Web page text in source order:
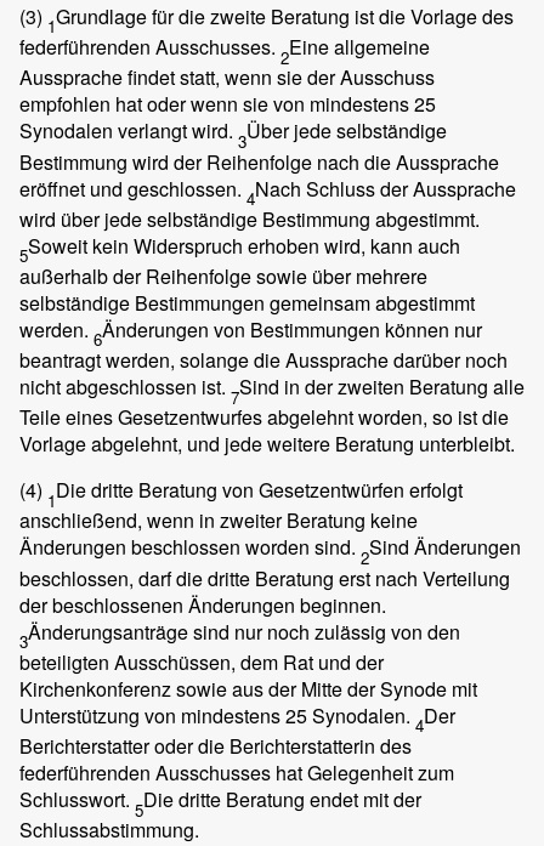
(3) 1Grundlage für die zweite Beratung ist die Vorlage des
federführenden Ausschusses. 2Eine allgemeine
Aussprache findet statt, wenn sie der Ausschuss
empfohlen hat oder wenn sie von mindestens 25
Synodalen verlangt wird. 3Über jede selbständige
Bestimmung wird der Reihenfolge nach die Aussprache
eröffnet und geschlossen. 4Nach Schluss der Aussprache
wird über jede selbständige Bestimmung abgestimmt.
5Soweit kein Widerspruch erhoben wird, kann auch
außerhalb der Reihenfolge sowie über mehrere
selbständige Bestimmungen gemeinsam abgestimmt
werden. 6Änderungen von Bestimmungen können nur
beantragt werden, solange die Aussprache darüber noch
nicht abgeschlossen ist. 7Sind in der zweiten Beratung alle
Teile eines Gesetzentwurfes abgelehnt worden, so ist die
Vorlage abgelehnt, und jede weitere Beratung unterbleibt.
(4) 1Die dritte Beratung von Gesetzentwürfen erfolgt
anschließend, wenn in zweiter Beratung keine
Änderungen beschlossen worden sind. 2Sind Änderungen
beschlossen, darf die dritte Beratung erst nach Verteilung
der beschlossenen Änderungen beginnen.
3Änderungsanträge sind nur noch zulässig von den
beteiligten Ausschüssen, dem Rat und der
Kirchenkonferenz sowie aus der Mitte der Synode mit
Unterstützung von mindestens 25 Synodalen. 4Der
Berichterstatter oder die Berichterstatterin des
federführenden Ausschusses hat Gelegenheit zum
Schlusswort. 5Die dritte Beratung endet mit der
Schlussabstimmung.